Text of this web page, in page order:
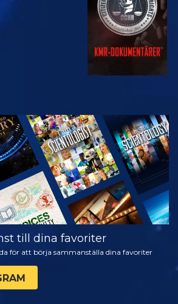
UTFORSKA
SERIEN
till dina favoriter
för att börja sammanställa dina favoriter